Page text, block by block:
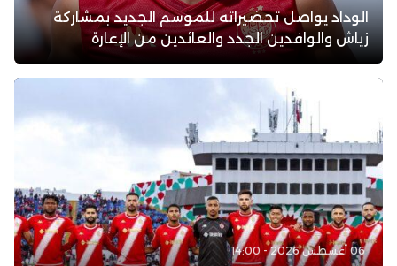
الوداد يواصل تحضيراته للموسم الجديد بمشاركة
زياش والوافدين الجدد والعائدين من الإعارة
06 أغسطس 2026 - 14:00